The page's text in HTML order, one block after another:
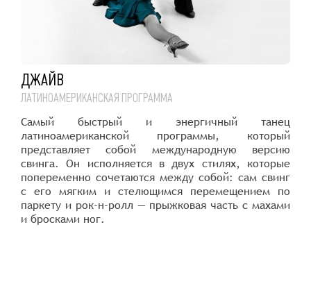
ДЖАЙВ
ЛАТИНОАМЕРИКАНСКАЯ ПРОГРАММА
Самый быстрый и энергичный танец
латиноамериканской программы, который
представляет собой международную версию
свинга. Он исполняется в двух стилях, которые
попеременно сочетаются между собой: сам свинг
с его мягким и стелющимся перемещением по
паркету и рок-н-ролл — прыжковая часть с махами
и бросками ног.